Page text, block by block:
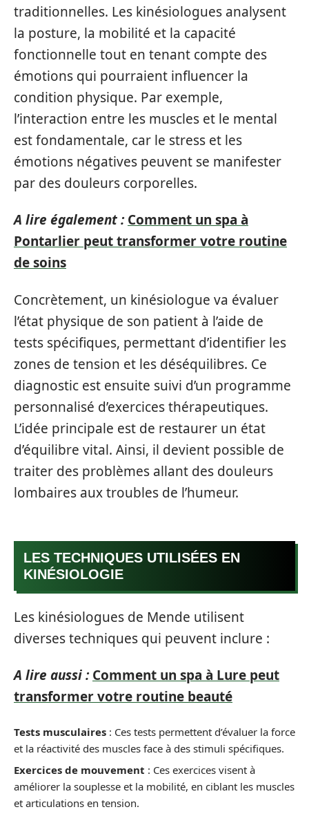
traditionnelles. Les kinésiologues analysent
la posture, la mobilité et la capacité
fonctionnelle tout en tenant compte des
émotions qui pourraient influencer la
condition physique. Par exemple,
l’interaction entre les muscles et le mental
est fondamentale, car le stress et les
émotions négatives peuvent se manifester
par des douleurs corporelles.
A lire également : Comment un spa à
Pontarlier peut transformer votre routine
de soins
Concrètement, un kinésiologue va évaluer
l’état physique de son patient à l’aide de
tests spécifiques, permettant d’identifier les
zones de tension et les déséquilibres. Ce
diagnostic est ensuite suivi d’un programme
personnalisé d’exercices thérapeutiques.
L’idée principale est de restaurer un état
d’équilibre vital. Ainsi, il devient possible de
traiter des problèmes allant des douleurs
lombaires aux troubles de l’humeur.
LES TECHNIQUES UTILISÉES EN
KINÉSIOLOGIE
Les kinésiologues de Mende utilisent
diverses techniques qui peuvent inclure :
A lire aussi : Comment un spa à Lure peut
transformer votre routine beauté
Tests musculaires : Ces tests permettent d’évaluer la force
et la réactivité des muscles face à des stimuli spécifiques.
Exercices de mouvement : Ces exercices visent à
améliorer la souplesse et la mobilité, en ciblant les muscles
et articulations en tension.